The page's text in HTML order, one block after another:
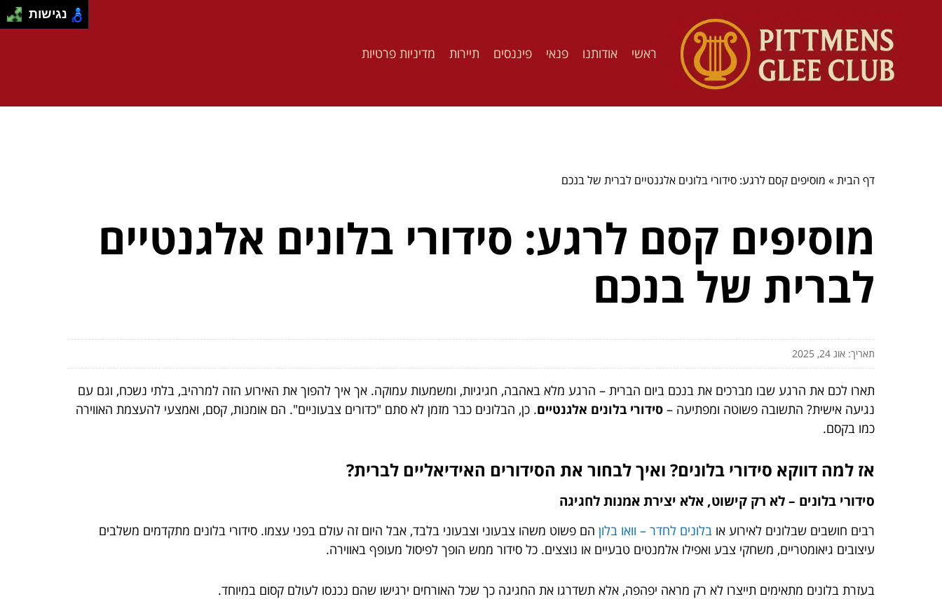
ראשי אודותנו פנאי פיננסים תיירות מדיניות פרטיות
דף הבית» מוסיפים קסם לרגע: סידורי בלונים אלגנטיים לברית של בנכם
מוסיפים קסם לרגע: סידורי בלונים אלגנטיים
לברית של בנכם
תאריך: אוג 24, 2025
תארו לכם את הרגע שבו מברכים את בנכם ביום הברית – הרגע מלא באהבה, חגיגיות, ומשמעות עמוקה. אך איך להפוך את האירוע הזה למרהיב, בלתי נשכח, וגם עם
נגיעה אישית? התשובה פשוטה ומפתיעה – סידורי בלונים אלגנטיים. כן, הבלונים כבר מזמן לא סתם "כדורים צבעוניים". הם אומנות, קסם, ואמצעי להעצמת האווירה
כמו בקסם.
אז למה דווקא סידורי בלונים? ואיך לבחור את הסידורים האידיאליים לברית?
סידורי בלונים – לא רק קישוט, אלא יצירת אמנות לחגיגה
רבים חושבים שבלונים לאירוע או בלונים לחדר – וואו בלון הם פשוט משהו צבעוני וצבעוני בלבד, אבל היום זה עולם בפני עצמו. סידורי בלונים מתקדמים משלבים
עיצובים גיאומטריים, משחקי צבע ואפילו אלמנטים טבעיים או נוצצים. כל סידור ממש הופך לפיסול מעופף באווירה.
בעזרת בלונים מתאימים תייצרו לא רק מראה יפהפה, אלא תשדרגו את החגיגה כך שכל האורחים ירגישו שהם נכנסו לעולם קסום במיוחד.
נגישות